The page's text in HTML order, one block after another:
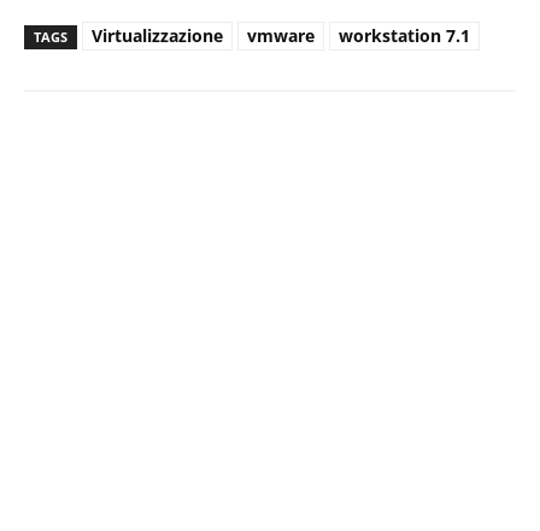
TAGS Virtualizzazione vmware workstation 7.1